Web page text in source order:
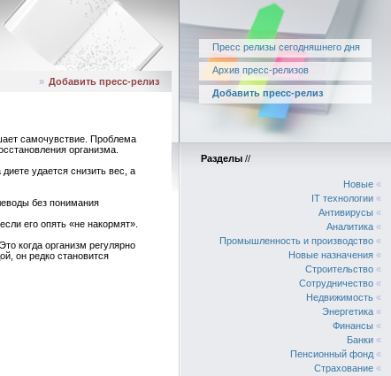
Пресс релизы сегодняшнего дня
Архив пресс-релизов
Добавить пресс-релиз
» Добавить пресс-релиз
самочувствие. Проблема
организма.
удается снизить вес, а
без понимания
его опять «не накормят».
когда организм регулярно
он редко становится
Разделы //
Новые «
IT технологии «
Антивирусы «
Аналитика «
Промышленность и производство «
Новые назначения «
Строительство «
Сотрудничество «
Недвижимость «
Энергетика «
Финансы «
Банки «
Пенсионный фонд «
Страхование «